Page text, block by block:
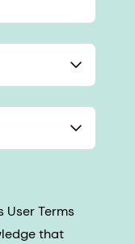
California, US
User Terms
that